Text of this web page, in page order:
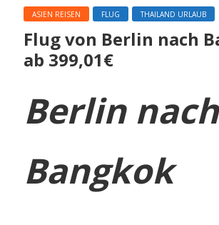
ASIEN REISEN FLUG THAILAND URLAUB
Flug von Berlin nach
ab 399,01€
Berlin nach
Bangkok